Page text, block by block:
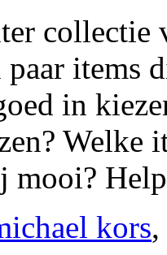
collectie
items
in
kors,